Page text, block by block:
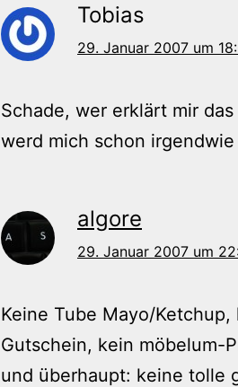
Tobias
29. Januar 2007 um
Schade, wer erklärt mir
werd mich schon
algore
29. Januar 2007 um
Keine Tube Mayo/
Gutschein, kein möbelum-
und überhaupt: keine tolle